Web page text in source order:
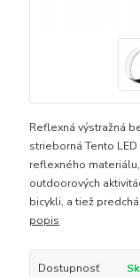
Reflexná výstražná
strieborná Tento
reflexného
outdoorových
bicykli, a tiež
popis
Dostupnosť